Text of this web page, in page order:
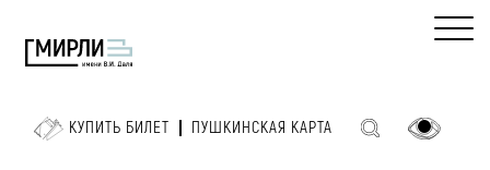
КУПИТЬ БИЛЕТ ПУШКИНСКАЯ КАРТА